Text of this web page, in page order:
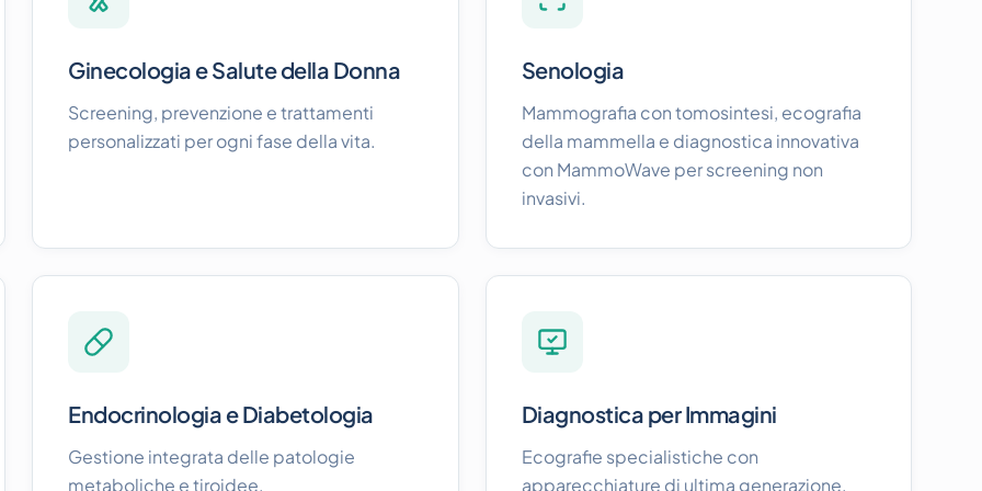
Ginecologia e Salute della Donna
Screening, prevenzione e trattamenti
personalizzati per ogni fase della vita.
Senologia
Mammografia con tomosintesi, ecografia
della mammella e diagnostica innovativa
con MammoWave per screening non
invasivi.
Endocrinologia e Diabetologia
Gestione integrata delle patologie
metaboliche e tiroidee.
Diagnostica per Immagini
Ecografie specialistiche con
apparecchiature di ultima generazione.